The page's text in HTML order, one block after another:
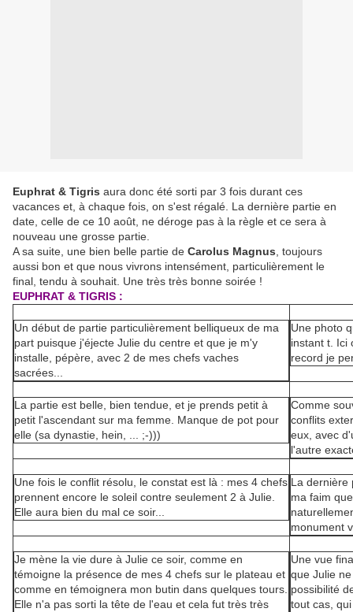
Euphrat & Tigris aura donc été sorti par 3 fois durant ces
vacances et, à chaque fois, on s'est régalé. La dernière partie en
date, celle de ce 10 août, ne déroge pas à la règle et ce sera à
nouveau une grosse partie.
A sa suite, une bien belle partie de Carolus Magnus , toujours
aussi bon et que nous vivrons intensément, particulièrement le
final, tendu à souhait. Une très très bonne soirée !
EUPHRAT & TIGRIS :
Un début de partie particulièrement belliqueux de ma
part puisque j'éjecte Julie du centre et que je m'y
installe, pépère, avec 2 de mes chefs vaches
sacrées...
Une photo
instant t. Ici
record je
La partie est belle, bien tendue, et je prends petit à
petit l'ascendant sur ma femme. Manque de pot pour
elle (sa dynastie, hein, ... ;-)))
Comme
conflits
eux, avec
l'autre
Une fois le conflit résolu, le constat est là : mes 4 chefs
prennent encore le soleil contre seulement 2 à Julie.
Elle aura bien du mal ce soir...
La dernière
ma faim
monument
Je mène la vie dure à Julie ce soir, comme en
témoigne la présence de mes 4 chefs sur le plateau et
comme en témoignera mon butin dans quelques tours.
Elle n'a pas sorti la tête de l'eau et cela fut très très
Une vue
que Julie
possibilité
tout cas,